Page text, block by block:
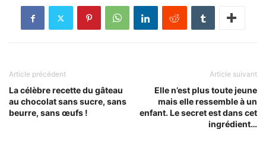
Article précédent
La célèbre recette du gâteau
au chocolat sans sucre, sans
beurre, sans œufs !
Article suivant
Elle n’est plus toute jeune
mais elle ressemble à un
enfant. Le secret est dans cet
ingrédient…